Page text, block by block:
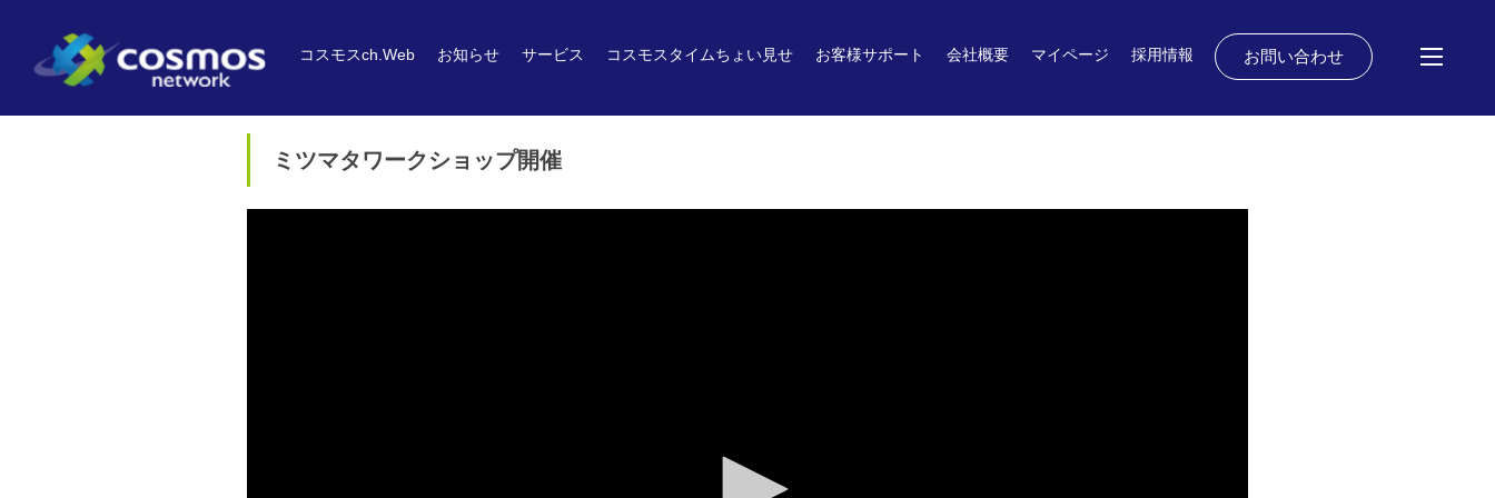
お問い合わせ
コスモスch.Web お知らせ サービス コスモスタイムちょい見せ お客様サポート 会社概要 マイページ 採用情報
ミツマタワークショップ開催